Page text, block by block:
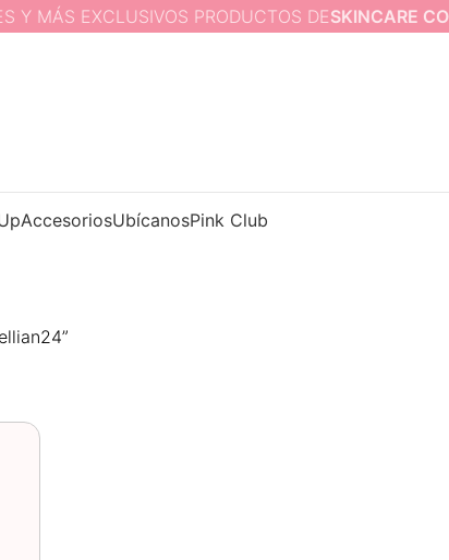
MÁS EXCLUSIVOS PRODUCTOS DESKINCARE
AccesoriosUbícanosPink Club